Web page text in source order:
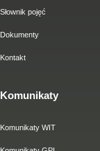
Słownik pojęć
Dokumenty
Kontakt
Komunikaty
Komunikaty WIT